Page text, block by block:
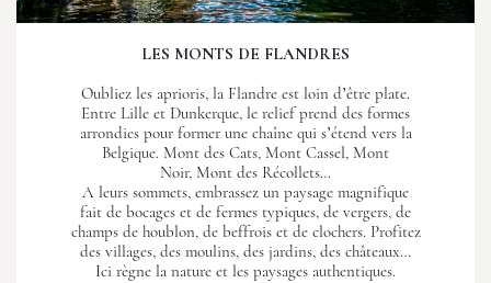
LES MONTS DE FLANDRES
Oubliez les aprioris, la Flandre est loin d’être plate.
Entre Lille et Dunkerque, le relief prend des formes
arrondies pour former une chaîne qui s’étend vers la
Belgique. Mont des Cats, Mont Cassel, Mont
Noir, Mont des Récollets…
A leurs sommets, embrassez un paysage magnifique
fait de bocages et de fermes typiques, de vergers, de
champs de houblon, de beffrois et de clochers. Profitez
des villages, des moulins, des jardins, des châteaux…
Ici règne la nature et les paysages authentiques.